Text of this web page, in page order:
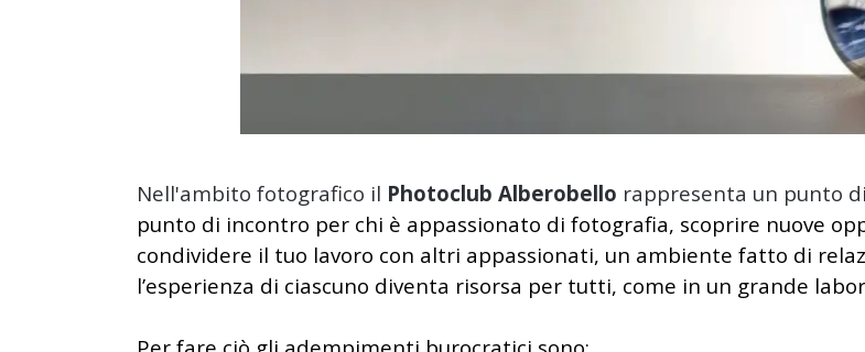
Nell'ambito fotografico il Photoclub Alberobello rappresenta un punto
punto di incontro per chi è appassionato di fotografia, scoprire nuove
condividere il tuo lavoro con altri appassionati, un ambiente fatto di
l’esperienza di ciascuno diventa risorsa per tutti, come in un grande